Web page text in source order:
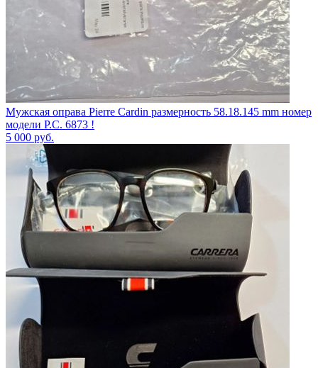
Мужская оправа Pierre Cardin размерность 58.18.145 mm номер
модели P.C. 6873 !
5 000 руб.